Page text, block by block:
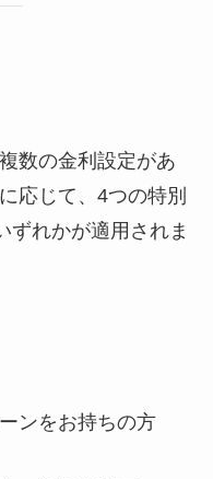
数の金利設定があ
応じて、4つの特別
ずれかが適用されま
ンをお持ちの方